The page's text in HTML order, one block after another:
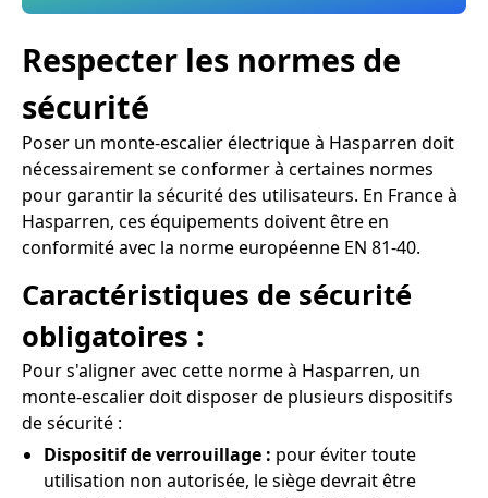
Respecter les normes de
sécurité
Poser un monte-escalier électrique à Hasparren doit
nécessairement se conformer à certaines normes
pour garantir la sécurité des utilisateurs. En France à
Hasparren, ces équipements doivent être en
conformité avec la norme européenne EN 81-40.
Caractéristiques de sécurité
obligatoires :
Pour s'aligner avec cette norme à Hasparren, un
monte-escalier doit disposer de plusieurs dispositifs
de sécurité :
Dispositif de verrouillage : pour éviter toute
utilisation non autorisée, le siège devrait être